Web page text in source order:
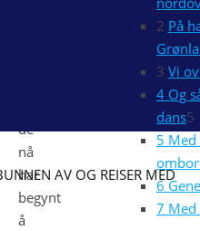
AV OG REISER MED
de
nå
har
begynt
å
2 På
3 Vi
4 Og
dans5
5
6
7 Med